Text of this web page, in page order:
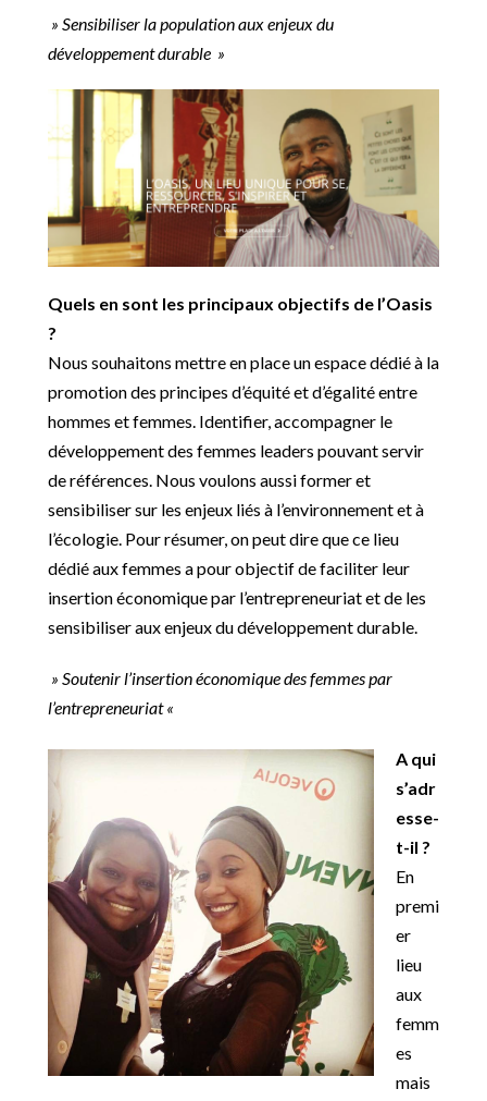
» Sensibiliser la population aux enjeux du
développement durable »
Quels en sont les principaux objectifs de l’Oasis
?
Nous souhaitons mettre en place un espace dédié à la
promotion des principes d’équité et d’égalité entre
hommes et femmes. Identifier, accompagner le
développement des femmes leaders pouvant servir
de références. Nous voulons aussi former et
sensibiliser sur les enjeux liés à l’environnement et à
l’écologie. Pour résumer, on peut dire que ce lieu
dédié aux femmes a pour objectif de faciliter leur
insertion économique par l’entrepreneuriat et de les
sensibiliser aux enjeux du développement durable.
» Soutenir l’insertion économique des femmes par
l’entrepreneuriat «
A qui
s’adr
esse-
t-il ?
En
premi
er
lieu
aux
femm
es
mais